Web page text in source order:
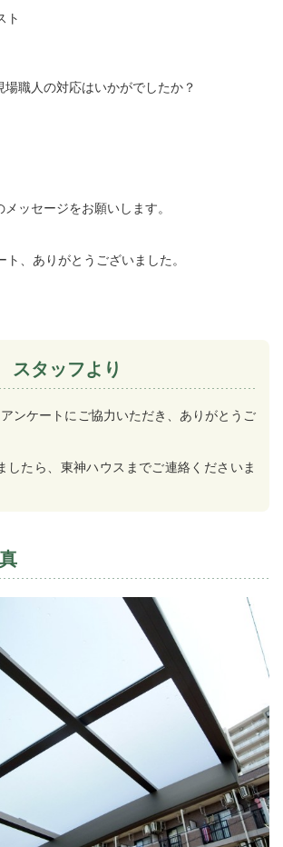
ト
職人の対応はいかがでしたか？
ッセージをお願いします。
、ありがとうございました。
タッフより
ンケートにご協力いただき、ありがとうご
したら、東神ハウスまでご連絡くださいま